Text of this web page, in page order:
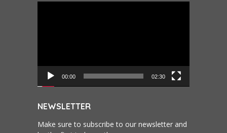
00:00 02:30
NEWSLETTER
Make sure to subscribe to our newsletter and